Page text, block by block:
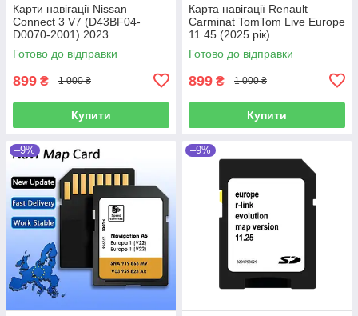
Карти навігації Nissan
Connect 3 V7 (D43BF04-
D0070-2001) 2023
Готово до відправки
899 ₴ 1 000 ₴
Купити
Карта навігації Renault
Carminat TomTom Live Europe
11.45 (2025 рік)
Готово до відправки
899 ₴ 1 000 ₴
Купити
–9% –9%